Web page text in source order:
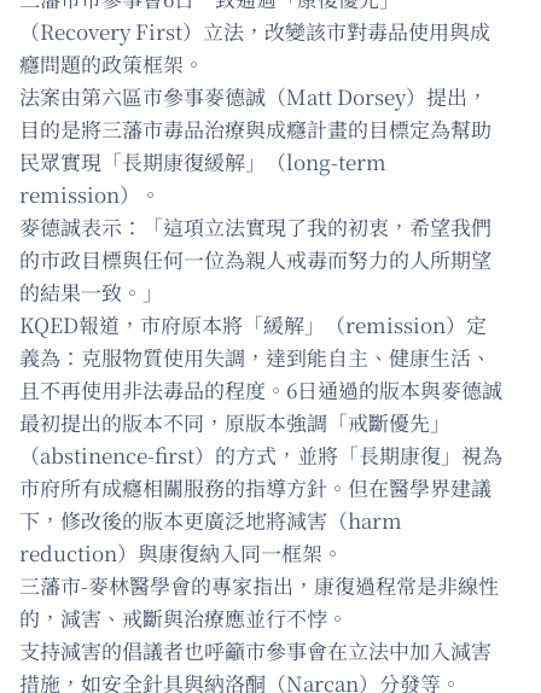
（Recovery First）立法，改變該市對毒品使用與成
癮問題的政策框架。
法案由第六區市參事麥德誠（Matt Dorsey）提出，
目的是將三藩市毒品治療與成癮計畫的目標定為幫助
民眾實現「長期康復緩解」（long-term
remission）。
麥德誠表示：「這項立法實現了我的初衷，希望我們
的市政目標與任何一位為親人戒毒而努力的人所期望
的結果一致。」
KQED報道，市府原本將「緩解」（remission）定
義為：克服物質使用失調，達到能自主、健康生活、
且不再使用非法毒品的程度。6日通過的版本與麥德誠
最初提出的版本不同，原版本強調「戒斷優先」
（abstinence-first）的方式，並將「長期康復」視為
市府所有成癮相關服務的指導方針。但在醫學界建議
下，修改後的版本更廣泛地將減害（harm
reduction）與康復納入同一框架。
三藩市-麥林醫學會的專家指出，康復過程常是非線性
的，減害、戒斷與治療應並行不悖。
支持減害的倡議者也呼籲市參事會在立法中加入減害
措施，如安全針具與納洛酮（Narcan）分發等。